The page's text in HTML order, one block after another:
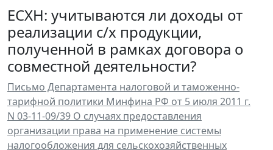
ЕСХН: учитываются ли доходы от
реализации с/х продукции,
полученной в рамках договора о
совместной деятельности?
Письмо Департамента налоговой и таможенно-
тарифной политики Минфина РФ от 5 июля 2011 г.
N 03-11-09/39 О случаях предоставления
организации права на применение системы
налогообложения для сельскохозяйственных